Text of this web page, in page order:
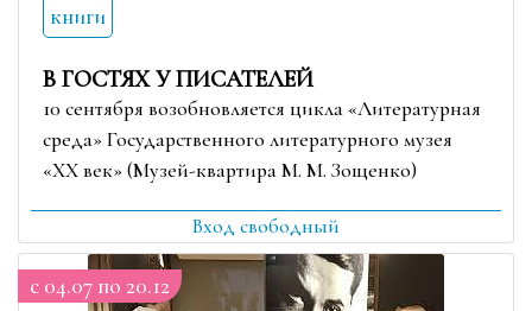
книги
В ГОСТЯХ У ПИСАТЕЛЕЙ
10 сентября возобновляется цикла «Литературная
среда» Государственного литературного музея
«ХХ век» (Музей-квартира М. М. Зощенко)
Вход свободный
c 04.07 по 20.12